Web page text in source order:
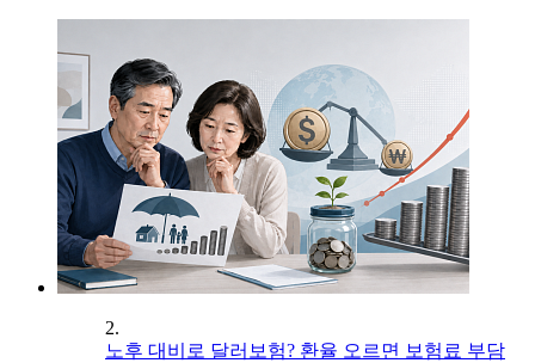
2.
노후 대비로 달러보험? 환율 오르면 보험료 부담